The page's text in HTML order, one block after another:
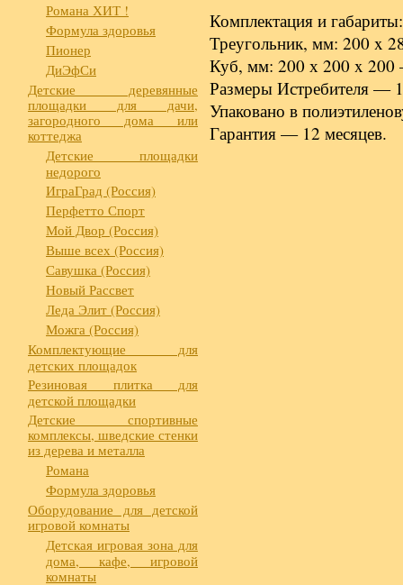
Романа ХИТ !
Формула здоровья
Пионер
ДиЭфСи
Детские деревянные
площадки для дачи,
загородного дома или
коттеджа
Детские площадки
недорого
ИграГрад (Россия)
Перфетто Спорт
Мой Двор (Россия)
Выше всех (Россия)
Савушка (Россия)
Новый Рассвет
Леда Элит (Россия)
Можга (Россия)
Комплектующие для
детских площадок
Резиновая плитка для
детской площадки
Детские спортивные
комплексы, шведские стенки
из дерева и металла
Романа
Формула здоровья
Оборудование для детской
игровой комнаты
Детская игровая зона для
дома, кафе, игровой
комнаты
Комплектация и габариты:
Треугольник, мм: 200 x
Куб, мм: 200 х 200 x
Размеры Истребителя —
Упаковано в
Гарантия — 12 месяцев.